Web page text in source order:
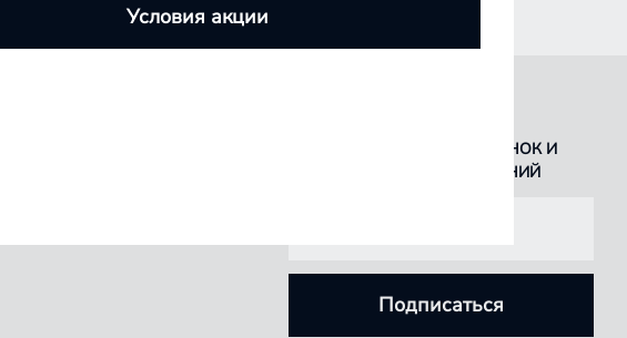
БУДЬТЕ В КУРСЕ ВСЕХ НОВИНОК И
СПЕЦИАЛЬНЫХ ПРЕДЛОЖЕНИЙ
Подписаться
Условия акции